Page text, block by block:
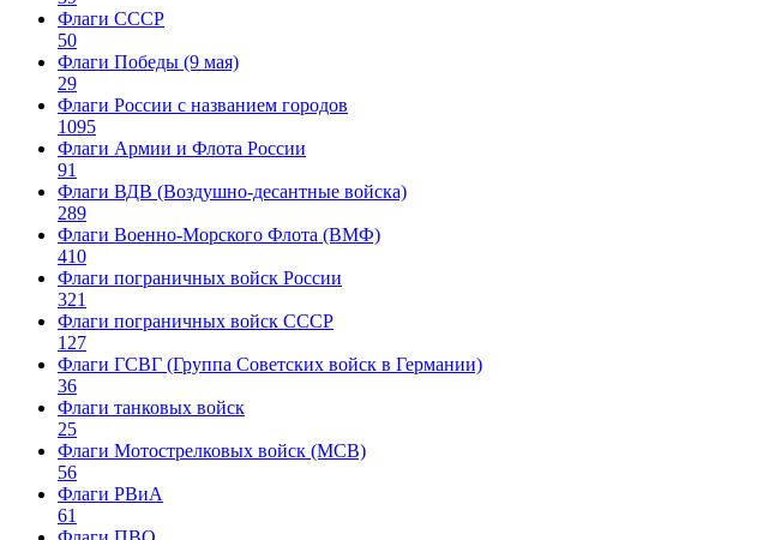
Флаги СССР
50
Флаги Победы (9 мая)
29
Флаги России с названием городов
1095
Флаги Армии и Флота России
91
Флаги ВДВ (Воздушно-десантные войска)
289
Флаги Военно-Морского Флота (ВМФ)
410
Флаги пограничных войск России
321
Флаги пограничных войск СССР
127
Флаги ГСВГ (Группа Советских войск в Германии)
36
Флаги танковых войск
25
Флаги Мотострелковых войск (МСВ)
56
Флаги РВиА
61